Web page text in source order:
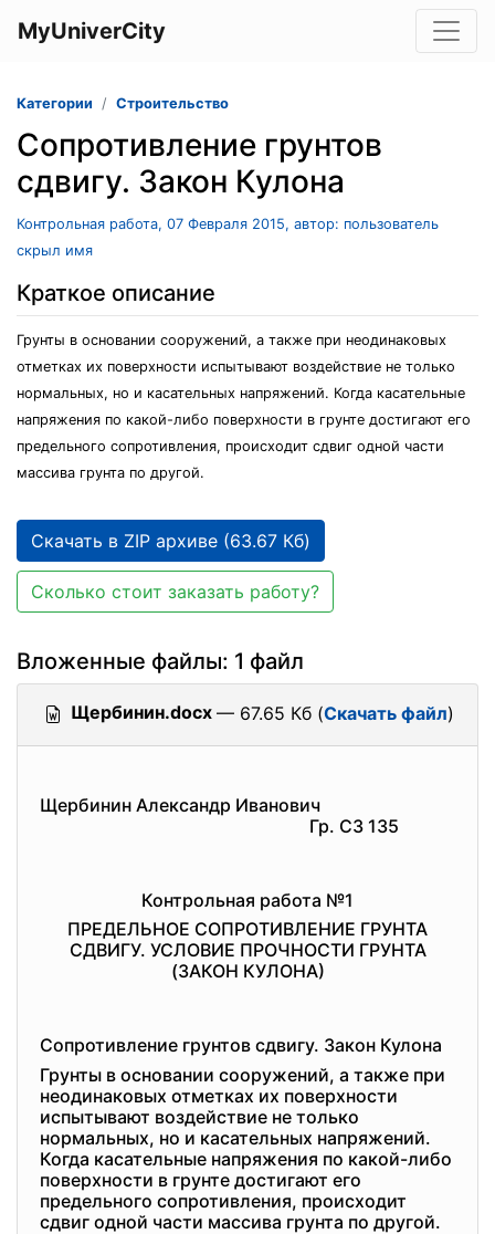
MyUniverCity
Категории Строительство
Сопротивление грунтов
сдвигу. Закон Кулона
Контрольная работа, 07 Февраля 2015, автор: пользователь
скрыл имя
Краткое описание
Грунты в основании сооружений, а также при неодинаковых
отметках их поверхности испытывают воздействие не только
нормальных, но и касательных напряжений. Когда касательные
напряжения по какой-либо поверхности в грунте достигают его
предельного сопротивления, происходит сдвиг одной части
массива грунта по другой.
Скачать в ZIP архиве (63.67 Кб)
Сколько стоит заказать работу?
Вложенные файлы: 1 файл
Щербинин.docx — 67.65 Кб (Скачать файл)
Щербинин Александр Иванович
Гр. СЗ 135
Контрольная работа №1
ПРЕДЕЛЬНОЕ СОПРОТИВЛЕНИЕ ГРУНТА
СДВИГУ. УСЛОВИЕ ПРОЧНОСТИ ГРУНТА
(ЗАКОН КУЛОНА)
Сопротивление грунтов сдвигу. Закон Кулона
Грунты в основании сооружений, а также при
неодинаковых отметках их поверхности
испытывают воздействие не только
нормальных, но и касательных напряжений.
Когда касательные напряжения по какой-либо
поверхности в грунте достигают его
предельного сопротивления, происходит
сдвиг одной части массива грунта по другой.